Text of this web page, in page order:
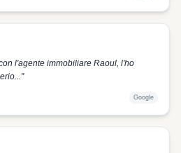
l'agente immobiliare Raoul, l'ho
"
Google